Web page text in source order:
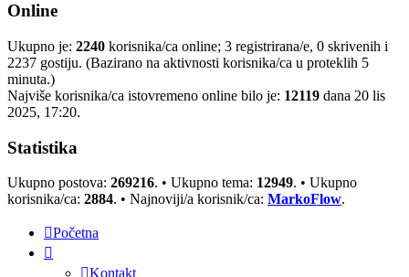
Online
Ukupno je: 2240 korisnika/ca online; 3 registrirana/e, 0 skrivenih i
2237 gostiju. (Bazirano na aktivnosti korisnika/ca u proteklih 5
minuta.)
Najviše korisnika/ca istovremeno online bilo je: 12119 dana 20 lis
2025, 17:20.
Statistika
Ukupno postova: 269216. • Ukupno tema: 12949. • Ukupno
korisnika/ca: 2884. • Najnoviji/a korisnik/ca: MarkoFlow.
Početna
Kontakt